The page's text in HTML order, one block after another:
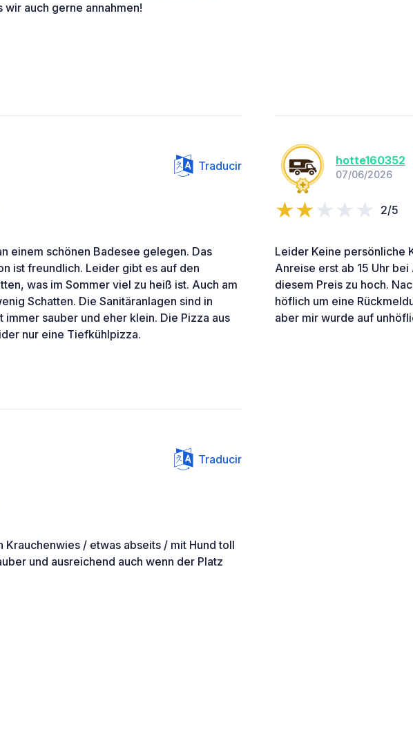
auch gerne annahmen!
Traducir
einem schönen Badesee gelegen. Das
ist freundlich. Leider gibt es auf den
was im Sommer viel zu heiß ist. Auch am
Schatten. Die Sanitäranlagen sind in
immer sauber und eher klein. Die Pizza aus
nur eine Tiefkühlpizza.
hotte160352
07/06/2026
2/5
Leider Keine persönliche
Anreise erst ab 15 Uhr
diesem Preis zu hoch.
höflich um eine
aber mir wurde auf
Traducir
Krauchenwies / etwas abseits / mit Hund toll
und ausreichend auch wenn der Platz